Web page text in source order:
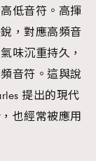
低音符。高揮
，對應高頻音
味沉重持久，
音符。這與說
提出的現代
也經常被應用